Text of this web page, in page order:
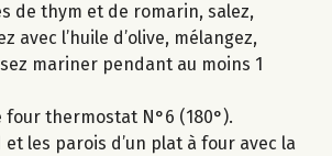
de thym et de romarin, salez,
avec l’huile d’olive, mélangez,
mariner pendant au moins 1
four thermostat N°6 (180°).
et les parois d’un plat à four avec la